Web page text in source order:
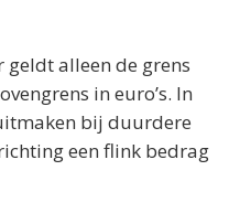
geldt alleen de grens
in euro’s. In
bij duurdere
een flink bedrag